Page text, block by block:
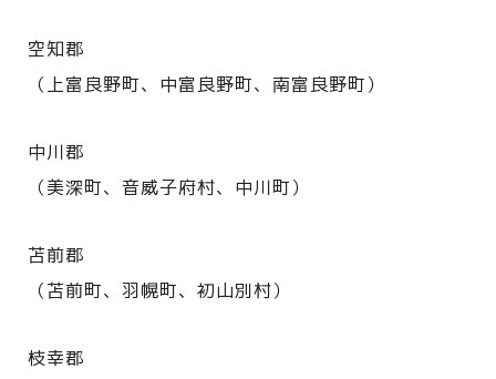
空知郡
（上富良野町、中富良野町、南富良野町）
中川郡
（美深町、音威子府村、中川町）
苫前郡
（苫前町、羽幌町、初山別村）
枝幸郡